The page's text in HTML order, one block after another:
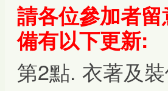
請各位參加者
備有以下更新:
第2點. 衣著及